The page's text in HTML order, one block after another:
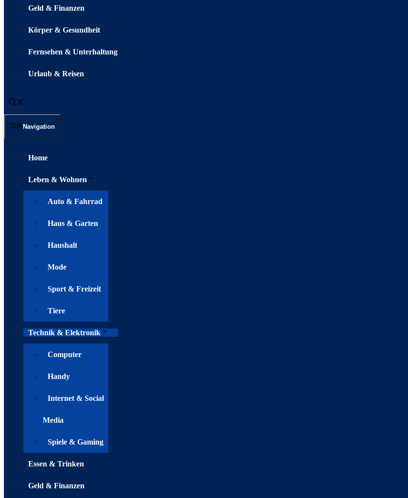
Geld & Finanzen
Körper & Gesundheit
Fernsehen & Unterhaltung
Urlaub & Reisen
Navigation
Home
Leben & Wohnen
Auto & Fahrrad
Haus & Garten
Haushalt
Mode
Sport & Freizeit
Tiere
Technik & Elektronik
Computer
Handy
Internet & Social
Media
Spiele & Gaming
Essen & Trinken
Geld & Finanzen